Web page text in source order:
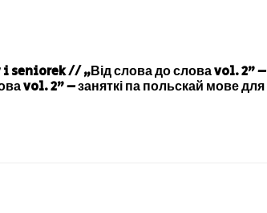
seniorek // „Від слова до слова vol. 2” –
vol. 2” – заняткі па польскай мове для